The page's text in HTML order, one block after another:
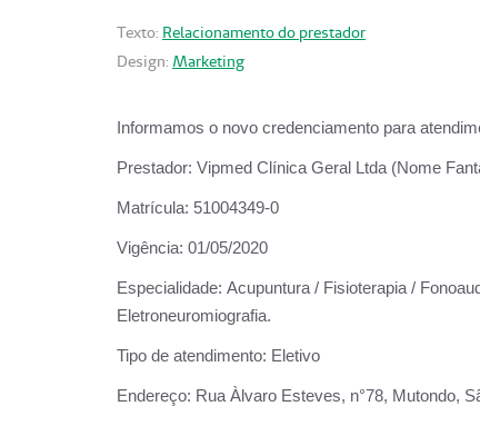
Texto: Relacionamento do prestador
Design: Marketing
Informamos o novo credenciamento para
Prestador: Vipmed Clínica Geral Ltda (Nome
Matrícula: 51004349-0
Vigência: 01/05/2020
Especialidade: Acupuntura / Fisioterapia /
Eletroneuromiografia.
Tipo de atendimento: Eletivo
Endereço: Rua Àlvaro Esteves, n°78, Mutondo,